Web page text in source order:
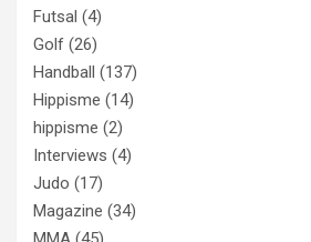
Futsal (4)
Golf (26)
Handball (137)
Hippisme (14)
hippisme (2)
Interviews (4)
Judo (17)
Magazine (34)